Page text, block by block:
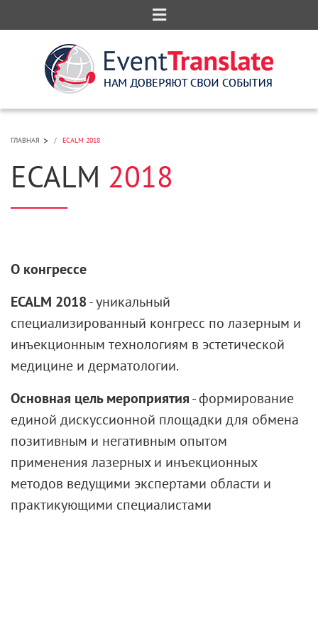
ГЛАВНАЯ > ECALM 2018
ECALM 2018
О конгрессе
ECALM 2018- уникальный
специализированный конгресс по лазерным и
инъекционным технологиям в эстетической
медицине и дерматологии.
Основная цель мероприятия- формирование
единой дискуссионной площадки для обмена
позитивным и негативным опытом
применения лазерных и инъекционных
методов ведущими экспертами области и
практикующими специалистами